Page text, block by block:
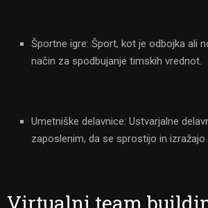
Športne igre: Šport, kot je odbojka ali
način za spodbujanje timskih vrednot.
Umetniške delavnice: Ustvarjalne
zaposlenim, da se sprostijo in
Virtualni team